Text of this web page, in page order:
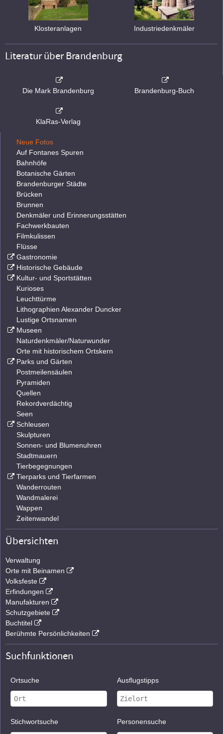
Klosteranlagen Industriedenkmäler
Literatur über Brandenburg
Die Mark Brandenburg Brandenburg-Buch
KlaRas-Verlag
Neue Fotos
Auf Fontanes Spuren
Bahnhöfe
Botanische Gärten
Brandenburger Städte
Brücken
Brunnen
Denkmäler und Erinnerungsstätten
Fachwerkbauten
Filmkulissen
Flüsse
Gastronomie
Historische Gebäude
Kultur- und Sportstätten
Kurioses
Leuchttürme
Lithographien Alexander Duncker
Lustige Ortsnamen
Museen
Naturdenkmäler/Naturwunder
Orte mit historischem Ortskern
Parks und Gärten
Postmeilensäulen
Pyramiden
Quellen
Rekordverdächtig
Seen
Schleusen
Skulpturen
Sonnen- und Blumenuhren
Stadtmauern
Tierbegegnungen
Tierparks und Tierfarmen
Wanderrouten
Wandmalerei
Wappen
Zeitenwandel
Übersichten
Verwaltung
Orte mit Beinamen
Volksfeste
Erfindungen
Manufakturen
Schutzgebiete
Buchtitel
Berühmte Persönlichkeiten
Suchfunktionen
Ortsuche Ausflugstipps
Stichwortsuche Personensuche